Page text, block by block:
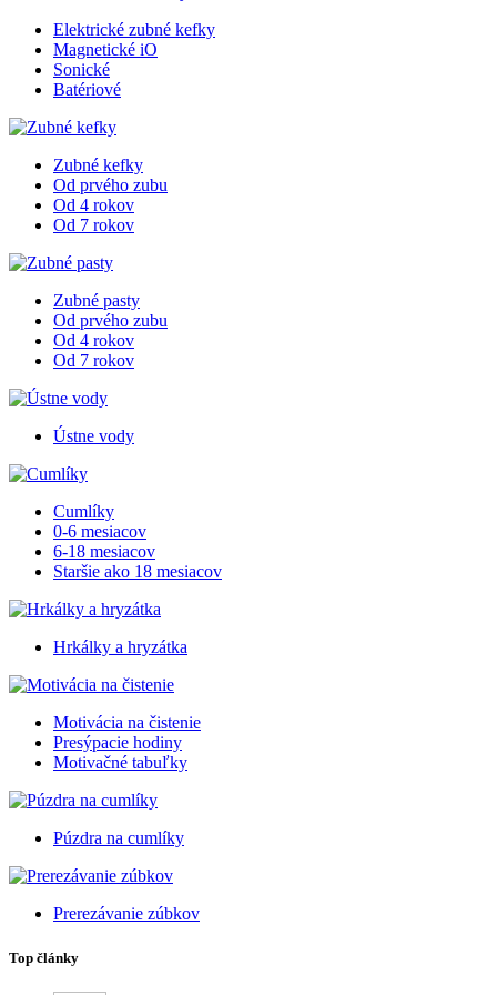
Elektrické zubné kefky
Magnetické iO
Sonické
Batériové
Zubné kefky
Od prvého zubu
Od 4 rokov
Od 7 rokov
Zubné pasty
Od prvého zubu
Od 4 rokov
Od 7 rokov
Ústne vody
Cumlíky
0-6 mesiacov
6-18 mesiacov
Staršie ako 18 mesiacov
Hrkálky a hryzátka
Motivácia na čistenie
Presýpacie hodiny
Motivačné tabuľky
Púzdra na cumlíky
Prerezávanie zúbkov
Top články